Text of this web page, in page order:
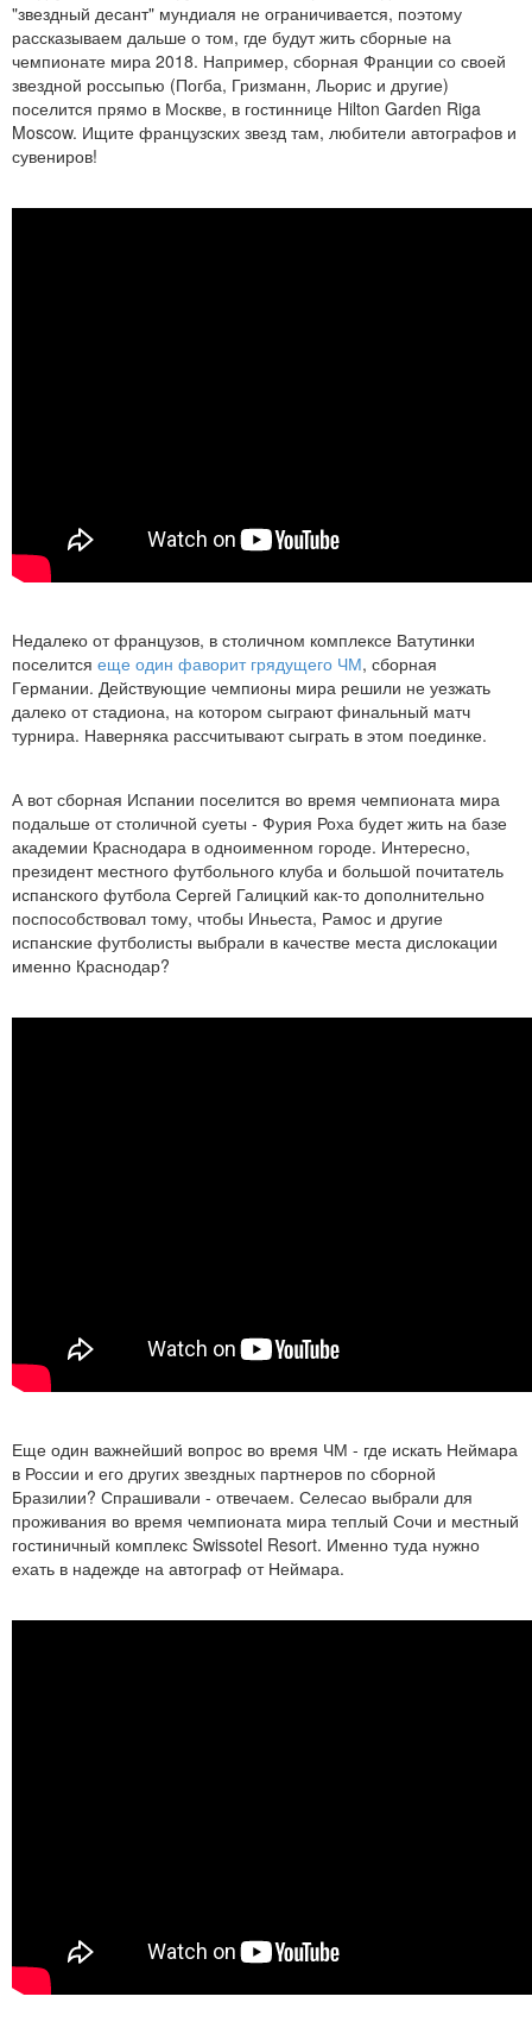
"звездный десант" мундиаля не ограничивается, поэтому
рассказываем дальше о том, где будут жить сборные на
чемпионате мира 2018. Например, сборная Франции со своей
звездной россыпью (Погба, Гризманн, Льорис и другие)
поселится прямо в Москве, в гостиннице Hilton Garden Riga
Moscow. Ищите французских звезд там, любители автографов и
сувениров!
Недалеко от французов, в столичном комплексе Ватутинки
поселится еще один фаворит грядущего ЧМ, сборная
Германии. Действующие чемпионы мира решили не уезжать
далеко от стадиона, на котором сыграют финальный матч
турнира. Наверняка рассчитывают сыграть в этом поединке.
А вот сборная Испании поселится во время чемпионата мира
подальше от столичной суеты - Фурия Роха будет жить на базе
академии Краснодара в одноименном городе. Интересно,
президент местного футбольного клуба и большой почитатель
испанского футбола Сергей Галицкий как-то дополнительно
поспособствовал тому, чтобы Иньеста, Рамос и другие
испанские футболисты выбрали в качестве места дислокации
именно Краснодар?
Еще один важнейший вопрос во время ЧМ - где искать Неймара
в России и его других звездных партнеров по сборной
Бразилии? Спрашивали - отвечаем. Селесао выбрали для
проживания во время чемпионата мира теплый Сочи и местный
гостиничный комплекс Swissotel Resort. Именно туда нужно
ехать в надежде на автограф от Неймара.